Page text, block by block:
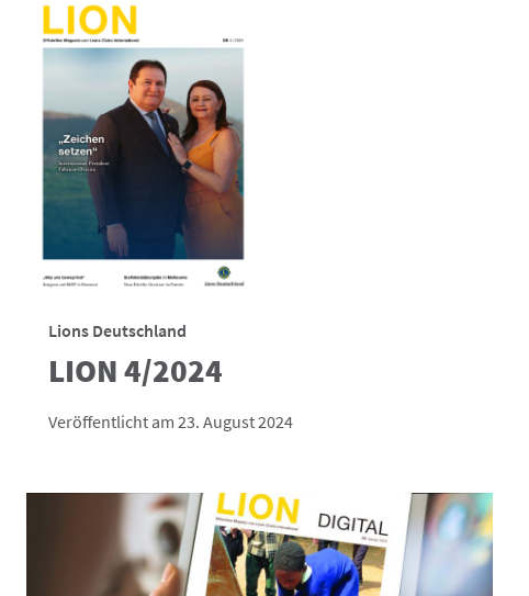
Lions Deutschland
LION 4/2024
Veröffentlicht am 23. August 2024